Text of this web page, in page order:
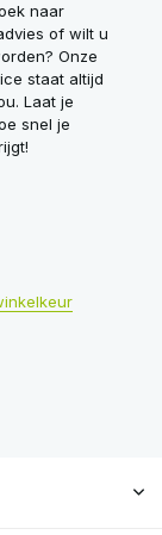
naar
of wilt u
Onze
staat altijd
Laat je
snel je